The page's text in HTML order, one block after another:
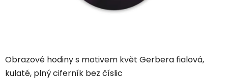
Obrazové hodiny s motivem květ Gerbera fialová,
kulaté, plný ciferník bez číslic